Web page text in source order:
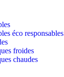
éco responsables
froides
chaudes